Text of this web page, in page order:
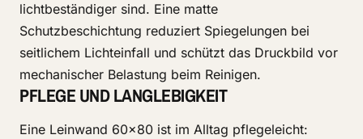
lichtbeständiger sind. Eine matte
Schutzbeschichtung reduziert Spiegelungen bei
seitlichem Lichteinfall und schützt das Druckbild vor
mechanischer Belastung beim Reinigen.
PFLEGE UND LANGLEBIGKEIT
Eine Leinwand 60x80 ist im Alltag pflegeleicht: